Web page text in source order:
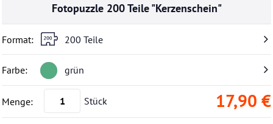
Fotopuzzle 200 Teile "Kerzenschein"
200 Teile
grün
Stück 17,90 €